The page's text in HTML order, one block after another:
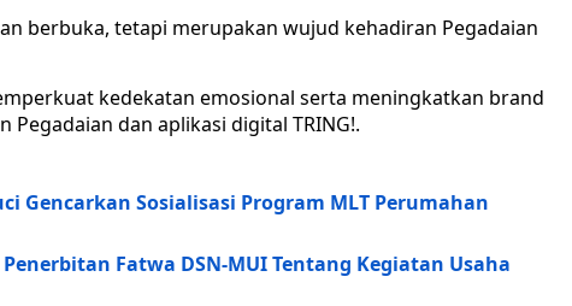
berbuka, tetapi merupakan wujud kehadiran Pegadaian
kedekatan emosional serta meningkatkan brand
dan aplikasi digital TRING!.
Gencarkan Sosialisasi Program MLT Perumahan
Fatwa DSN-MUI Tentang Kegiatan Usaha